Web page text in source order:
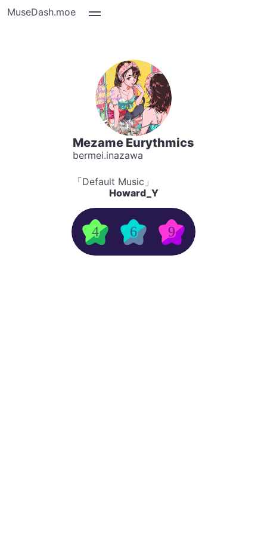
MuseDash.moe
Mezame Eurythmics
bermei.inazawa
「Default Music」
Howard_Y
4 6 9